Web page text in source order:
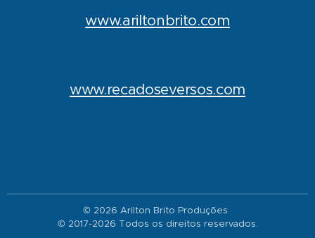
www.ariltonbrito.com
www.recadoseversos.com
© 2026 Arilton Brito Produções.
© 2017-2026 Todos os direitos reservados.